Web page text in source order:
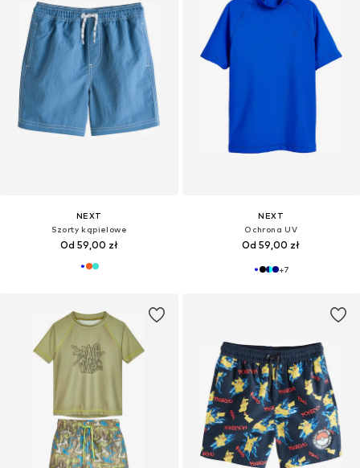
NEXT
Szorty kąpielowe
Od 59,00 zł
NEXT
Ochrona UV
Od 59,00 zł
+7